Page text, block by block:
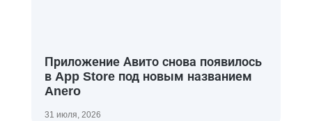
Приложение Авито снова появилось
в App Store под новым названием
Anero
31 июля, 2026